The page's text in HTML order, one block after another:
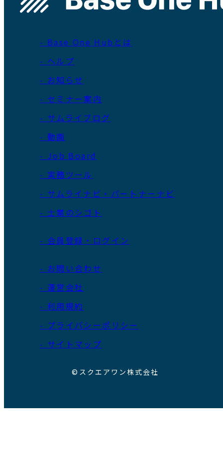
- Base One Hubとは
- ヘルプ
- お知らせ
- セミナー案内
- サムライブログ
- 動画
- Job Board
- 実務ツール
- サムライナビ・パートナーナビ
- 士業のシゴト
- 会員登録・ログイン
- お問い合わせ
- 運営会社
- 利用規約
- プライバシーポリシー
- サイトマップ
©スクエアワン株式会社